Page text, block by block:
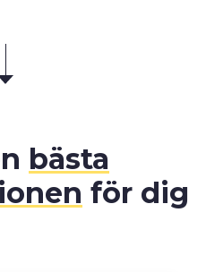
bästa
för dig